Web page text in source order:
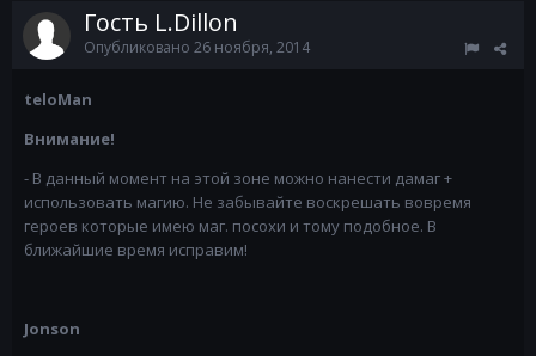
Гость L.Dillon
Опубликовано 26 ноября, 2014
teloMan
Внимание!
- В данный момент на этой зоне можно нанести дамаг +
использовать магию. Не забывайте воскрешать вовремя
героев которые имею маг. посохи и тому подобное. В
ближайшие время исправим!
Jonson